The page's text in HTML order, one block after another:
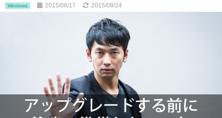
Windows 2015/08/17 2015/08/24